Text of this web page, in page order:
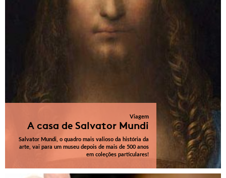
Viagem
A casa de Salvator Mundi
Salvator Mundi, o quadro mais valioso da história da
arte, vai para um museu depois de mais de 500 anos
em coleções particulares!